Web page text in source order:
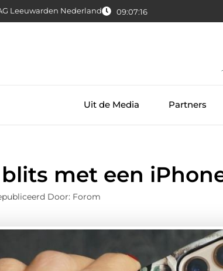
Leeuwarden Nederland 09:07:17
Uit de Media Partners
met een
Door: Forom